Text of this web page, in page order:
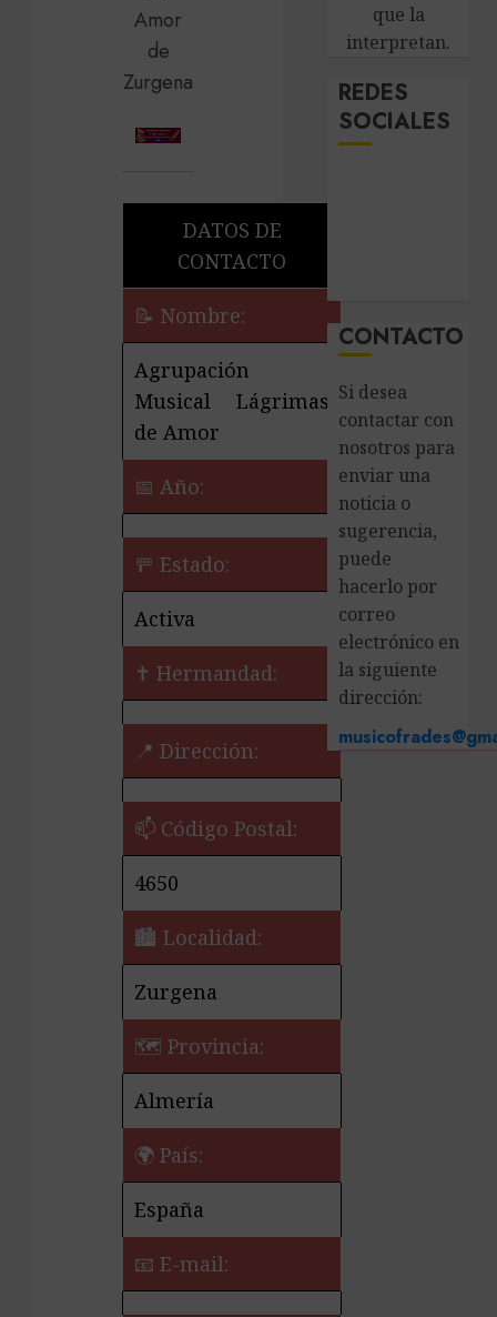
DATOS DE
CONTACTO
📝 Nombre:
Agrupación
Musical Lágrimas
de Amor
📅 Año:
🚥 Estado:
Activa
✝️ Hermandad:
📍 Dirección:
📫 Código Postal:
4650
🏙️ Localidad:
Zurgena
🗺 Provincia:
Almería
🌍 País:
España
📧 E-mail:
que la
interpretan.
REDES
SOCIALES
CONTACTO
Si desea
contactar con
nosotros para
enviar una
noticia o
sugerencia,
puede
hacerlo por
correo
electrónico en
la siguiente
dirección: